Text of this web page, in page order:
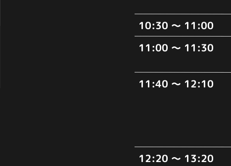
10:30 ～ 11:00
11:00 ～ 11:30
11:40 ～ 12:10
12:20 ～ 13:20